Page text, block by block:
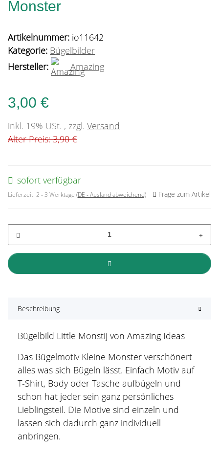
Monster
Artikelnummer: io11642
Kategorie: Bügelbilder
Hersteller:
Amazing
3,00 €
inkl. 19% USt. , zzgl. Versand
Alter Preis: 3,90 €
sofort verfügbar
Lieferzeit: 2 - 3 Werktage (DE - Ausland abweichend) Frage zum Artikel
Beschreibung
Bügelbild Little Monstij von Amazing Ideas
Das Bügelmotiv Kleine Monster verschönert
alles was sich Bügeln lässt. Einfach Motiv auf
T-Shirt, Body oder Tasche aufbügeln und
schon hat jeder sein ganz persönliches
Lieblingsteil. Die Motive sind einzeln und
lassen sich dadurch ganz individuell
anbringen.